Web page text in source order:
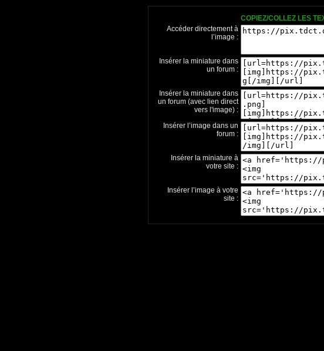
COPIEZ/COLLEZ LES
Accéder directement à
l’image :
Insérer la miniature dans
un forum :
Insérer la miniature dans
un forum (avec lien direct
vers l'image) :
Insérer l’image dans un
forum :
Insérer la miniature à
votre site :
Insérer l’image à votre
site :